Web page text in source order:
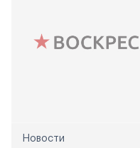
Новости